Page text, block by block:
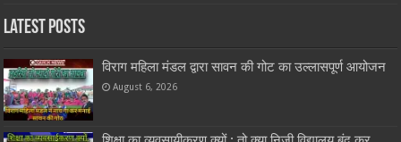
Latest Posts
विराग महिला मंडल द्वारा सावन की गोट का उल्लासपूर्ण आयोजन
August 6, 2026